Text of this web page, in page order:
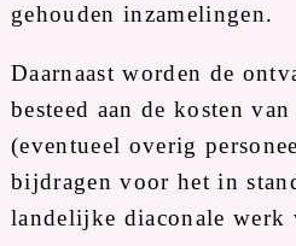
gehouden inzamelingen.
Daarnaast worden de
besteed aan de kosten
(eventueel overig
bijdragen voor het in
landelijke diaconale werk